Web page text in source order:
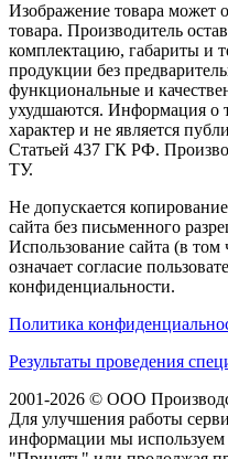
Изображение товара может
товара. Производитель
комплектацию, габариты и
продукции без
функциональные и
ухудшаются. Информация о
характер и не является
Статьей 437 ГК РФ.
ТУ.
Не допускается
сайта без письменного
Использование сайта (в
означает согласие
конфиденциальности.
Политика
Результаты проведения
2001-2026 © ООО
Для улучшения работы
информации мы используем